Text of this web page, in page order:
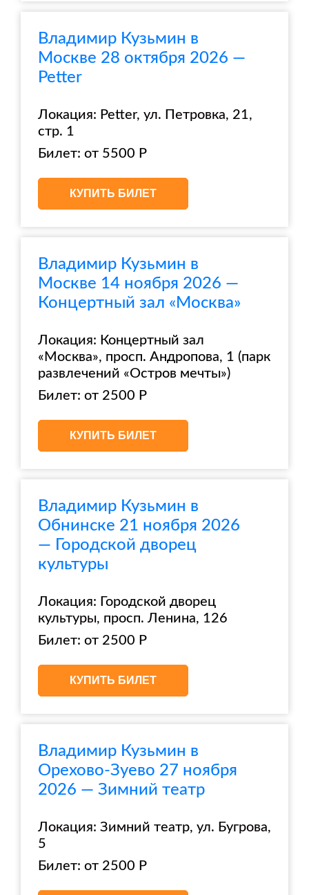
Владимир Кузьмин в
Москве 28 октября 2026 —
Petter
Локация: Petter, ул. Петровка, 21,
стр. 1
Билет: от 5500 Р
КУПИТЬ БИЛЕТ
Владимир Кузьмин в
Москве 14 ноября 2026 —
Концертный зал «Москва»
Локация: Концертный зал
«Москва», просп. Андропова, 1 (парк
развлечений «Остров мечты»)
Билет: от 2500 Р
КУПИТЬ БИЛЕТ
Владимир Кузьмин в
Обнинске 21 ноября 2026
— Городской дворец
культуры
Локация: Городской дворец
культуры, просп. Ленина, 126
Билет: от 2500 Р
КУПИТЬ БИЛЕТ
Владимир Кузьмин в
Орехово-Зуево 27 ноября
2026 — Зимний театр
Локация: Зимний театр, ул. Бугрова,
5
Билет: от 2500 Р